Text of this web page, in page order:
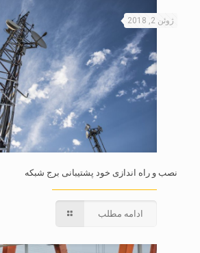
ژوئن 2, 2018
نصب و راه اندازی خود پشتیبانی برج شبکه
ادامه مطلب